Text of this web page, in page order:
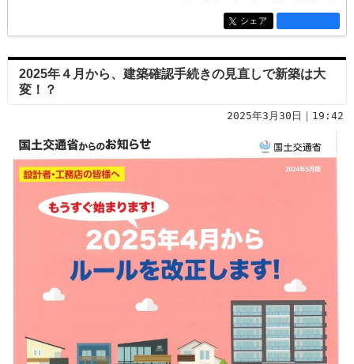
entry2658
シェア
2025年４月から、建築確認手続きの見直しで新築は大
変！？
2025年3月30日｜19:42